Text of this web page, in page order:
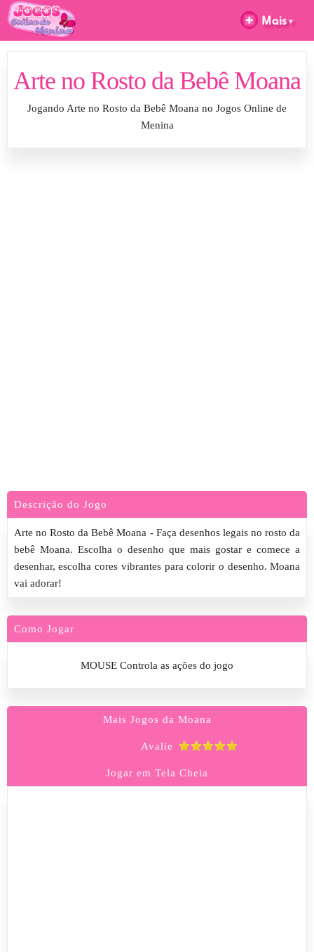
Arte no Rosto da Bebê Moana
Jogando Arte no Rosto da Bebê Moana no Jogos Online de
Menina
Descrição do Jogo
Arte no Rosto da Bebê Moana - Faça desenhos legais no rosto da
bebê Moana. Escolha o desenho que mais gostar e comece a
desenhar, escolha cores vibrantes para colorir o desenho. Moana
vai adorar!
Como Jogar
MOUSE Controla as ações do jogo
Mais Jogos da Moana
Avalie
Jogar em Tela Cheia